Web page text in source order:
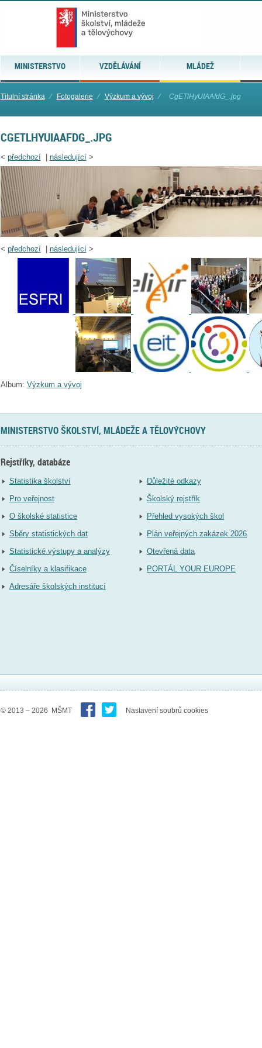
MINISTERSTVO VZDĚLÁVÁNÍ MLÁDEŽ
Titulní stránka ⁄ Fotogalerie ⁄ Výzkum a vývoj ⁄ CgETlHyUIAAfdG_.jpg
CGETLHYUIAAFDG_.JPG
< předchozí| následující>
< předchozí| následující>
Album: Výzkum a vývoj
MINISTERSTVO ŠKOLSTVÍ, MLÁDEŽE A TĚLOVÝCHOVY
Rejstříky, databáze
Statistika školství
Pro veřejnost
O školské statistice
Sběry statistických dat
Statistické výstupy a analýzy
Číselníky a klasifikace
Adresáře školských institucí
Důležité odkazy
Školský rejstřík
Přehled vysokých škol
Plán veřejných zakázek 2026
Otevřená data
PORTÁL YOUR EUROPE
© 2013 – 2026 MŠMT Nastavení soubrů cookies